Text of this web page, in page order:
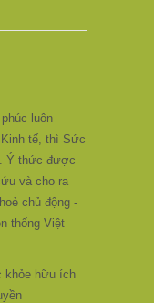
luôn
tế, thì Sức
Ý thức được
và cho ra
chủ động -
thống Việt
khỏe hữu ích